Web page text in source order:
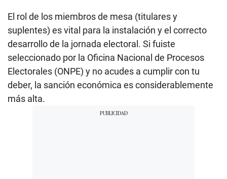
El rol de los miembros de mesa (titulares y
suplentes) es vital para la instalación y el correcto
desarrollo de la jornada electoral. Si fuiste
seleccionado por la Oficina Nacional de Procesos
Electorales (ONPE) y no acudes a cumplir con tu
deber, la sanción económica es considerablemente
más alta.